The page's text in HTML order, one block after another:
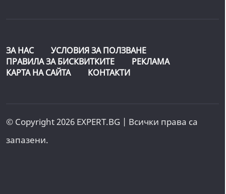
ЗА НАС
УСЛОВИЯ ЗА ПОЛЗВАНЕ
ПРАВИЛА ЗА БИСКВИТКИТЕ
РЕКЛАМА
КАРТА НА САЙТА
КОНТАКТИ
© Copyright 2026 EXPERT.BG | Всички права са
запазени.